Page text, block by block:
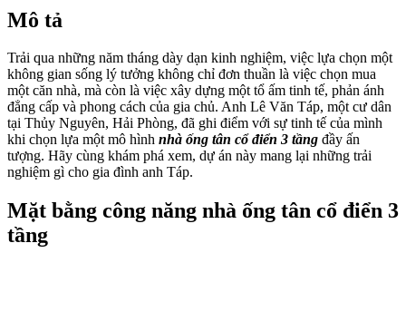
Mô tả
Trải qua những năm tháng dày dạn kinh nghiệm, việc lựa chọn một
không gian sống lý tưởng không chỉ đơn thuần là việc chọn mua
một căn nhà, mà còn là việc xây dựng một tổ ấm tinh tế, phản ánh
đẳng cấp và phong cách của gia chủ. Anh Lê Văn Táp, một cư dân
tại Thủy Nguyên, Hải Phòng, đã ghi điểm với sự tinh tế của mình
khi chọn lựa một mô hình nhà ống tân cổ điển 3 tầng đầy ấn
tượng. Hãy cùng khám phá xem, dự án này mang lại những trải
nghiệm gì cho gia đình anh Táp.
Mặt bằng công năng nhà ống tân cổ điển 3
tầng